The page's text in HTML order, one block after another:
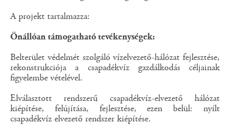
A projekt tartalmazza:
Önállóan támogatható tevékenységek:
Belterület védelmét szolgáló vízelvezető-hálózat fejlesztése,
rekonstrukciója a csapadékvíz gazdálkodás céljainak
figyelembe vételével.
Elválasztott rendszerű csapadékvíz-elvezető hálózat
kiépítése, felújítása, fejlesztése, ezen belül: nyílt
csapadékvíz elvezető rendszer kiépítése.